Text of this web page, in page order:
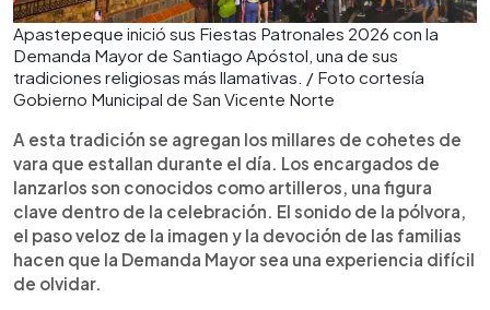
Apastepeque inició sus Fiestas Patronales 2026 con la
Demanda Mayor de Santiago Apóstol, una de sus
tradiciones religiosas más llamativas. / Foto cortesía
Gobierno Municipal de San Vicente Norte
A esta tradición se agregan los millares de cohetes de
vara que estallan durante el día. Los encargados de
lanzarlos son conocidos como artilleros, una figura
clave dentro de la celebración. El sonido de la pólvora,
el paso veloz de la imagen y la devoción de las familias
hacen que la Demanda Mayor sea una experiencia difícil
de olvidar.